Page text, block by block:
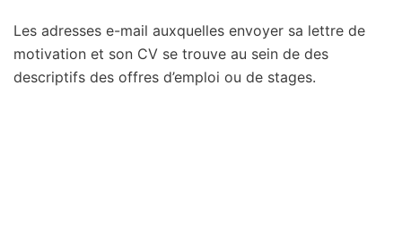
Les adresses e-mail auxquelles envoyer sa lettre de
motivation et son CV se trouve au sein de des
descriptifs des offres d’emploi ou de stages.